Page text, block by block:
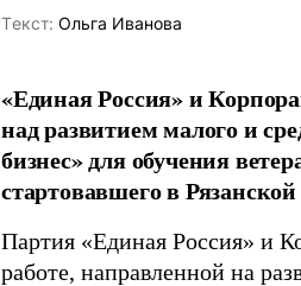
Tекст: Ольга Иванова
«Единая Россия» и
над развитием малого и
бизнес» для обучения
стартовавшего в
Партия «Единая Россия» и
работе, направленной на